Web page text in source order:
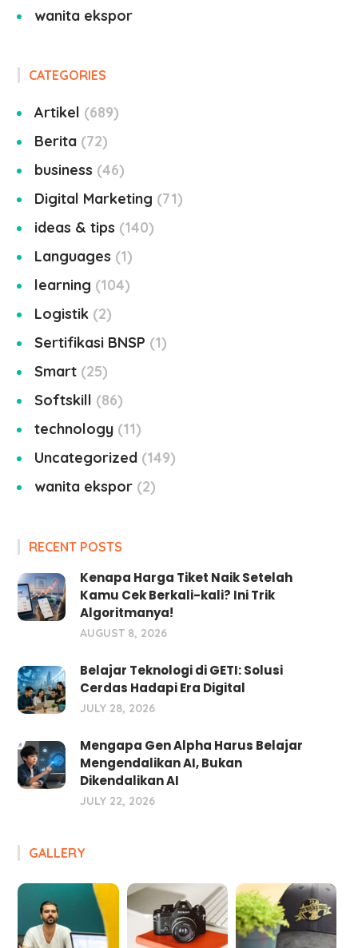
wanita ekspor
CATEGORIES
Artikel
689
Berita 72
business 46
Digital Marketing
71
ideas & tips
140
Languages
1
learning
104
Logistik 2
Sertifikasi BNSP
1
Smart 25
Softskill
86
technology 11
Uncategorized 149
wanita ekspor 2
RECENT POSTS
Kenapa Harga Tiket Naik Setelah
Kamu Cek Berkali-kali? Ini Trik
Algoritmanya!
AUGUST 8, 2026
Belajar Teknologi di GETI: Solusi
Cerdas Hadapi Era Digital
JULY 28, 2026
Mengapa Gen Alpha Harus Belajar
Mengendalikan AI, Bukan
Dikendalikan AI
JULY 22, 2026
GALLERY